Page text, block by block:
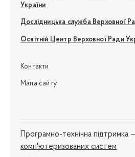
України
Дослідницька служба Верховної
Освітній Центр Верховної Ради
Контакти
Мапа сайту
Програмно-технічна підтримка —
комп'ютеризованих систем